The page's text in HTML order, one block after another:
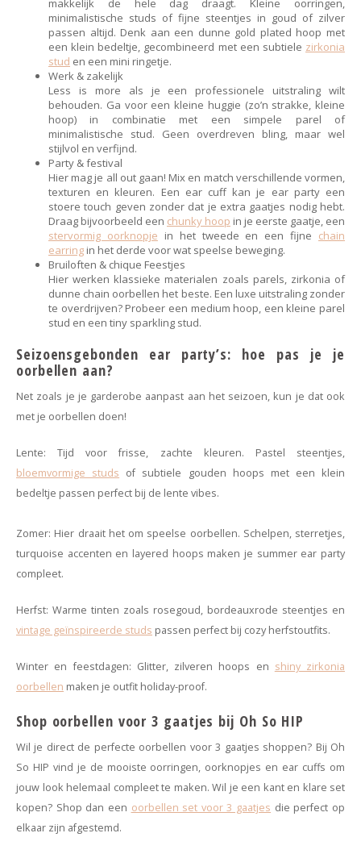
makkelijk de hele dag draagt. Kleine oorringen,
minimalistische studs of fijne steentjes in goud of zilver
passen altijd. Denk aan een dunne gold plated hoop met
een klein bedeltje, gecombineerd met een subtiele zirkonia
stud en een mini ringetje.
Werk & zakelijk
Less is more als je een professionele uitstraling wilt
behouden. Ga voor een kleine huggie (zo’n strakke, kleine
hoop) in combinatie met een simpele parel of
minimalistische stud. Geen overdreven bling, maar wel
stijlvol en verfijnd.
Party & festival
Hier mag je all out gaan! Mix en match verschillende vormen,
texturen en kleuren. Een ear cuff kan je ear party een
stoere touch geven zonder dat je extra gaatjes nodig hebt.
Draag bijvoorbeeld een chunky hoop in je eerste gaatje, een
stervormig oorknopje in het tweede en een fijne chain
earring in het derde voor wat speelse beweging.
Bruiloften & chique Feestjes
Hier werken klassieke materialen zoals parels, zirkonia of
dunne chain oorbellen het beste. Een luxe uitstraling zonder
te overdrijven? Probeer een medium hoop, een kleine parel
stud en een tiny sparkling stud.
Seizoensgebonden ear party’s: hoe pas je je
oorbellen aan?
Net zoals je je garderobe aanpast aan het seizoen, kun je dat ook
met je oorbellen doen!
Lente: Tijd voor frisse, zachte kleuren. Pastel steentjes,
bloemvormige studs of subtiele gouden hoops met een klein
bedeltje passen perfect bij de lente vibes.
Zomer: Hier draait het om speelse oorbellen. Schelpen, sterretjes,
turquoise accenten en layered hoops maken je summer ear party
compleet.
Herfst: Warme tinten zoals rosegoud, bordeauxrode steentjes en
vintage geïnspireerde studs passen perfect bij cozy herfstoutfits.
Winter en feestdagen: Glitter, zilveren hoops en shiny zirkonia
oorbellen maken je outfit holiday-proof.
Shop oorbellen voor 3 gaatjes bij Oh So HIP
Wil je direct de perfecte oorbellen voor 3 gaatjes shoppen? Bij Oh
So HIP vind je de mooiste oorringen, oorknopjes en ear cuffs om
jouw look helemaal compleet te maken. Wil je een kant en klare set
kopen? Shop dan een oorbellen set voor 3 gaatjes die perfect op
elkaar zijn afgestemd.